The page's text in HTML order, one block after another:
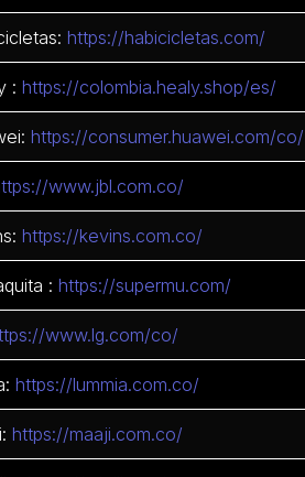
https://habicicletas.com/
:https://colombia.healy.shop/es/
https://consumer.huawei.com/co/
www.jbl.com.co/
https://kevins.com.co/
:https://supermu.com/
www.lg.com/co/
https://lummia.com.co/
https://maaji.com.co/